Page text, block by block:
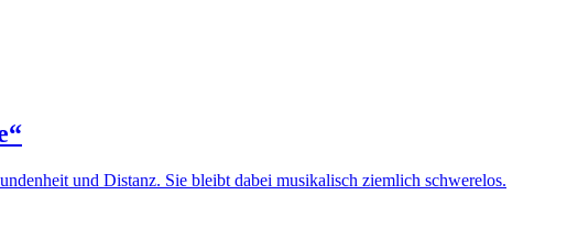
und Distanz. Sie bleibt dabei musikalisch ziemlich schwerelos.